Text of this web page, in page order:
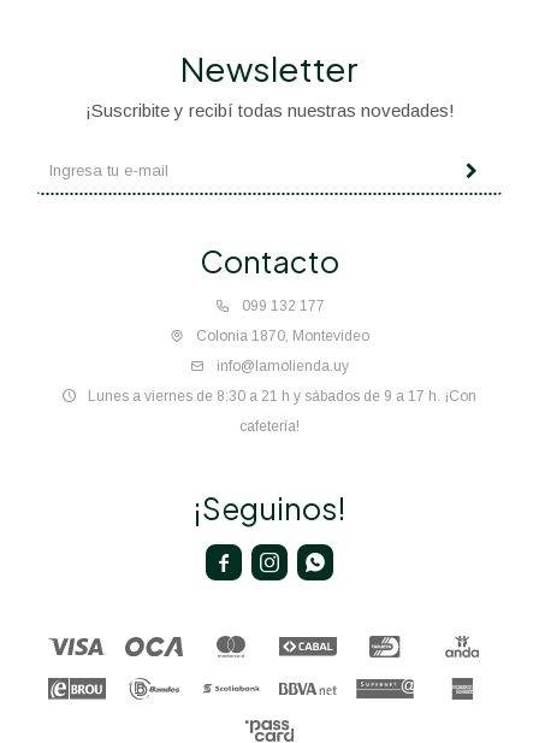
Contacto
099 132 177
Colonia 1870, Montevideo
info@lamolienda.uy
Lunes a viernes de 8:30 a 21 h y sábados de 9 a 17 h. ¡Con
cafetería!
Newsletter
¡Suscribite y recibí todas nuestras novedades!
¡Seguinos!
  